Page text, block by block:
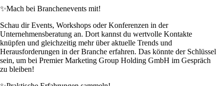
✨Mach bei Branchenevents mit!
Schau dir Events, Workshops oder Konferenzen in der
Unternehmensberatung an. Dort kannst du wertvolle Kontakte
knüpfen und gleichzeitig mehr über aktuelle Trends und
Herausforderungen in der Branche erfahren. Das könnte der Schlüssel
sein, um bei Premier Marketing Group Holding GmbH im Gespräch
zu bleiben!